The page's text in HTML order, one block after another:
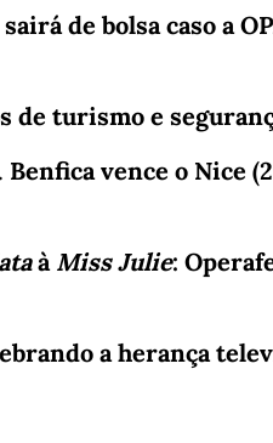
de bolsa caso a
de turismo e
Benfica vence o Nice
à Miss Julie:
a herança